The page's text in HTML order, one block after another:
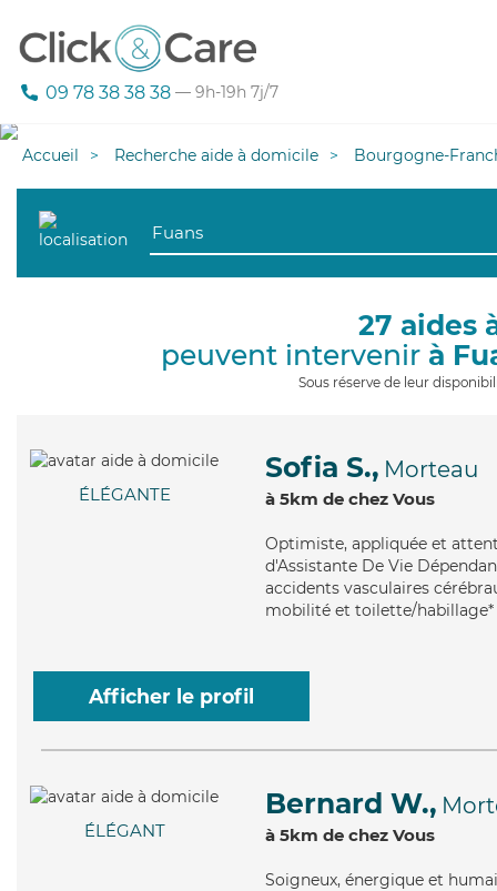
09 78 38 38 38 — 9h-19h 7j/7
Accueil Recherche aide à domicile Bourgogne-
27 aides
peuvent intervenir à
Sous réserve de leur
ÉLÉGANTE
Sofia S., Morteau
à 5km de chez Vous
Optimiste, appliquée et
d'Assistante De Vie
accidents vasculaires
mobilité et toilette/habillage*
Afficher le profil
ÉLÉGANT
Bernard W.,
à 5km de chez Vous
Soigneux, énergique et